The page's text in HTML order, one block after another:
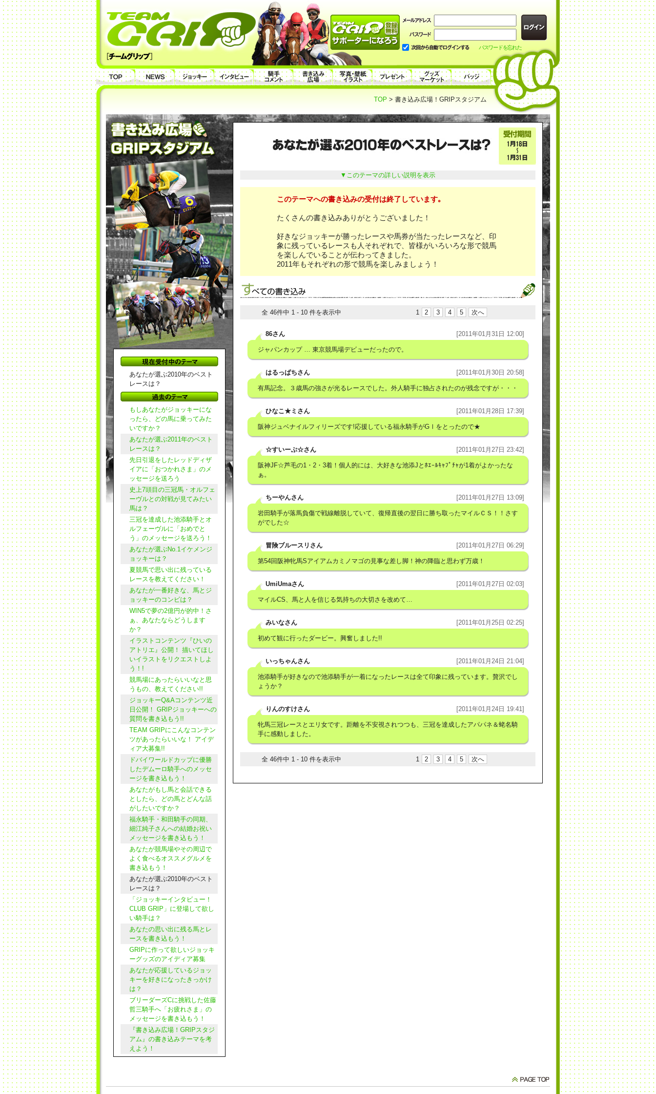
パスワードを忘れた
TOP > 書き込み広場！GRIPスタジアム
あなたが選ぶ2010年のベスト
レースは？
もしあなたがジョッキーにな
ったら、どの馬に乗ってみた
いですか？
あなたが選ぶ2011年のベスト
レースは？
先日引退をしたレッドディザ
イアに「おつかれさま」のメ
ッセージを送ろう
史上7頭目の三冠馬・オルフェ
ーヴルとの対戦が見てみたい
馬は？
三冠を達成した池添騎手とオ
ルフェーヴルに「おめでと
う」のメッセージを送ろう！
あなたが選ぶNo.1イケメンジ
ョッキーは？
夏競馬で思い出に残っている
レースを教えてください！
あなたが一番好きな、馬とジ
ョッキーのコンビは？
WIN5で夢の2億円が的中！さ
ぁ、あなたならどうします
か？
イラストコンテンツ『ひいの
アトリエ』公開！ 描いてほし
いイラストをリクエストしよ
う！!
競馬場にあったらいいなと思
うもの、教えてください!!
ジョッキーQ&Aコンテンツ近
日公開！ GRIPジョッキーへの
質問を書き込もう!!
TEAM GRIPにこんなコンテン
ツがあったらいいな！ アイデ
ィア大募集!!
ドバイワールドカップに優勝
したデムーロ騎手へのメッセ
ージを書き込もう！
あなたがもし馬と会話できる
としたら、どの馬とどんな話
がしたいですか？
福永騎手・和田騎手の同期、
細江純子さんへの結婚お祝い
メッセージを書き込もう！
あなたが競馬場やその周辺で
よく食べるオススメグルメを
書き込もう！
あなたが選ぶ2010年のベスト
レースは？
「ジョッキーインタビュー！
CLUB GRIP」に登場して欲し
い騎手は？
あなたの思い出に残る馬とレ
ースを書き込もう！
GRIPに作って欲しいジョッキ
ーグッズのアイディア募集
あなたが応援しているジョッ
キーを好きになったきっかけ
は？
ブリーダーズCに挑戦した佐藤
哲三騎手へ「お疲れさま」の
メッセージを書き込もう！
『書き込み広場！GRIPスタジ
アム』の書き込みテーマを考
えよう！
▼このテーマの詳しい説明を表示
このテーマへの書き込みの受付は終了しています｡
たくさんの書き込みありがとうございました！
好きなジョッキーが勝ったレースや馬券が当たったレースなど、印
象に残っているレースも人それぞれで、皆様がいろいろな形で競馬
を楽しんでいることが伝わってきました。
2011年もそれぞれの形で競馬を楽しみましょう！
全 46件中 1 - 10 件を表示中 1 2 3 4 5 次へ
86さん [2011年01月31日 12:00]
ジャパンカップ … 東京競馬場デビューだったので。
はるっぱちさん [2011年01月30日 20:58]
有馬記念。３歳馬の強さが光るレースでした。外人騎手に独占されたのが残念ですが・・・
ひなこ★ミさん [2011年01月28日 17:39]
阪神ジュベナイルフィリーズです!応援している福永騎手がGⅠをとったので★
☆すいーぷ☆さん [2011年01月27日 23:42]
阪神JF☆芦毛の1・2・3着！個人的には、大好きな池添Jとﾎｴｰﾙｷｬﾌﾟﾁｬが1着がよかったな
ぁ。
ちーやんさん [2011年01月27日 13:09]
岩田騎手が落馬負傷で戦線離脱していて、復帰直後の翌日に勝ち取ったマイルＣＳ！！さす
がでした☆
冒険ブルースリさん [2011年01月27日 06:29]
第54回阪神牝馬Sアイアムカミノマゴの見事な差し脚！神の降臨と思わず万歳！
UmiUmaさん [2011年01月27日 02:03]
マイルCS、馬と人を信じる気持ちの大切さを改めて…
みいなさん [2011年01月25日 02:25]
初めて観に行ったダービー。興奮しました!!
いっちゃんさん [2011年01月24日 21:04]
池添騎手が好きなので池添騎手が一着になったレースは全て印象に残っています。贅沢でし
ょうか？
りんのすけさん [2011年01月24日 19:41]
牝馬三冠レースとエリ女です。距離を不安視されつつも、三冠を達成したアパパネ＆蛯名騎
手に感動しました。
全 46件中 1 - 10 件を表示中 1 2 3 4 5 次へ